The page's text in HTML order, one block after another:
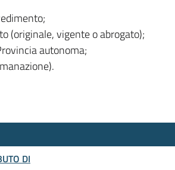
(originale, vigente o abrogato);
autonoma;
DI